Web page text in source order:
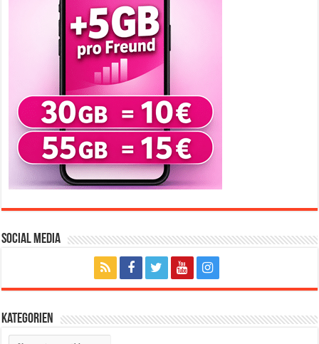
Social Media
Kategorien
Kategorien